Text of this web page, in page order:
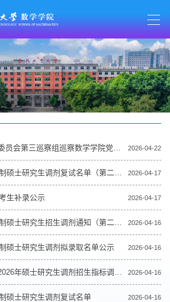
关于中共合肥工业大学委员会第三巡察组巡察数学学院党委的公告 2026-04-22
2026年数学学院非全日制硕士研究生调剂复试名单（第二轮） 2026-04-17
生补录公示 2026-04-17
数学学院2026年非全日制硕士研究生招生调剂通知（第二轮） 2026-04-16
硕士研究生调剂拟录取名单公示 2026-04-16
合肥工业大学数学学院2026年硕士研究生调剂招生指标调整公告 2026-04-16
硕士研究生调剂复试名单 2026-04-16